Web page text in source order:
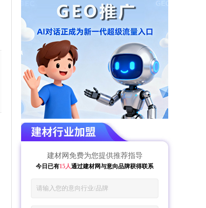
建材网免费为您提供推荐指导
今日已有15人通过建材网与意向品牌获得联系